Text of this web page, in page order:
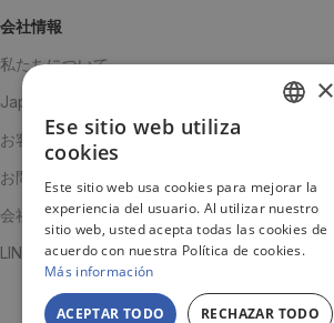
会社情報
私たちについて
Japanチーム
お客様の声
お問い合わせ
会社概要
LINE公式アカウント
JA
×
Ese sitio web utiliza
cookies
Este sitio web usa cookies para mejorar la
experiencia del usuario. Al utilizar nuestro
sitio web, usted acepta todas las cookies de
acuerdo con nuestra Política de cookies.
Más información
ACEPTAR TODO RECHAZAR TODO